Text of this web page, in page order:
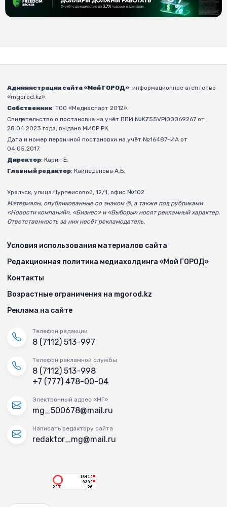
Администрация сайта «Мой ГОРОД»: информационное агентство
«mgorod.kz».
Собственник: ТОО «Медиастарт 2012».
Свидетельство о постановке на учёт ППИ №KZ55VPI00069267 от
28.04.2023 года, выдано МИОР РК.
Дата и номер первичной постановки на учёт №16487-ИА от
04.05.2017.
Директор: Карин Е.
Главный редактор: Кайнеденова А.Б.
Уральск, улица Нурпеисовой, 12/1, офис №102.
Материалы, опубликованные со знаком ®, а также под рубриками
«Новости компаний», «Бизнес» и «Выборы» носят рекламный характер.
Ответственность за них несёт рекламодатель.
Условия использования материалов сайта
Редакционная политика медиахолдинга «Мой ГОРОД»
Контакты
Возрастные ограничения на mgorod.kz
Реклама на сайте
Телефон редакции
8 (7112) 513-997
Телефон рекламной службы
8 (7112) 513-998
+7 (777) 478-00-04
Электронный адрес «МГ»
mg_500678@mail.ru
Написать редактору сайта
redaktor_mg@mail.ru